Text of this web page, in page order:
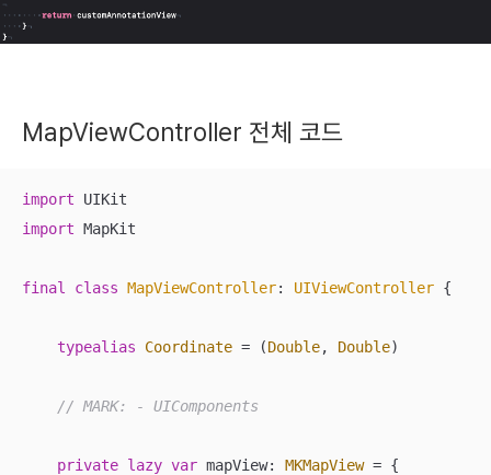
MapViewController 전체 코드
import
import MapKit
final class MapViewController: UIViewController {
typealias Coordinate = (Double, Double)
// MARK: - UIComponents
private lazy var mapView: MKMapView = {